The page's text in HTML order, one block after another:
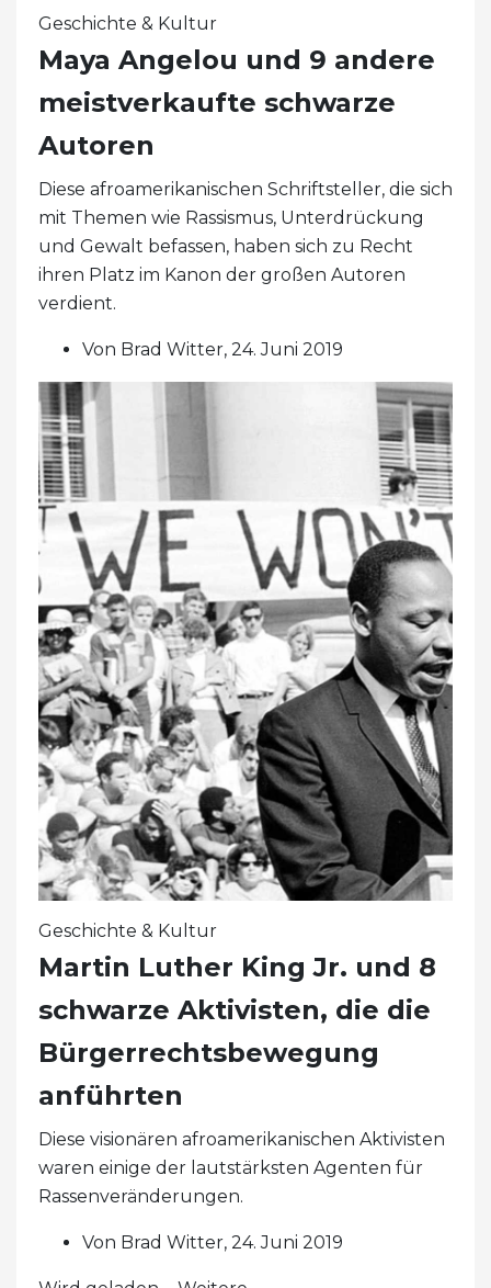
Geschichte & Kultur
Maya Angelou und 9 andere
meistverkaufte schwarze
Autoren
Diese afroamerikanischen Schriftsteller, die sich
mit Themen wie Rassismus, Unterdrückung
und Gewalt befassen, haben sich zu Recht
ihren Platz im Kanon der großen Autoren
verdient.
Von Brad Witter, 24. Juni 2019
Geschichte & Kultur
Martin Luther King Jr. und 8
schwarze Aktivisten, die die
Bürgerrechtsbewegung
anführten
Diese visionären afroamerikanischen Aktivisten
waren einige der lautstärksten Agenten für
Rassenveränderungen.
Von Brad Witter, 24. Juni 2019